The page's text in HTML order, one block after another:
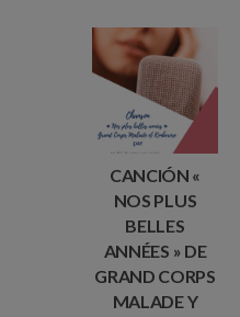
CANCIÓN «
NOS PLUS
BELLES
ANNÉES » DE
GRAND CORPS
MALADE Y